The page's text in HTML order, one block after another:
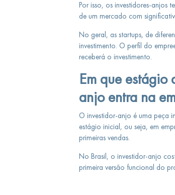
Por isso, os investidores-anjos
de um mercado com
No geral, as startups, de
investimento. O perfil do
receberá o investimento.
Em que estágio
anjo entra na
O investidor-anjo é uma peça
estágio inicial, ou seja, em
primeiras vendas.
No Brasil, o investidor-anjo
primeira versão funcional do